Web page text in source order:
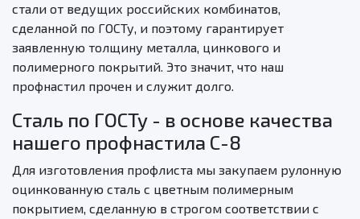
стали от ведущих российских комбинатов,
сделанной по ГОСТу, и поэтому гарантирует
заявленную толщину металла, цинкового и
полимерного покрытий. Это значит, что наш
профнастил прочен и служит долго.
Сталь по ГОСТу - в основе качества
нашего профнастила C-8
Для изготовления профлиста мы закупаем рулонную
оцинкованную сталь с цветным полимерным
покрытием, сделанную в строгом соответствии с